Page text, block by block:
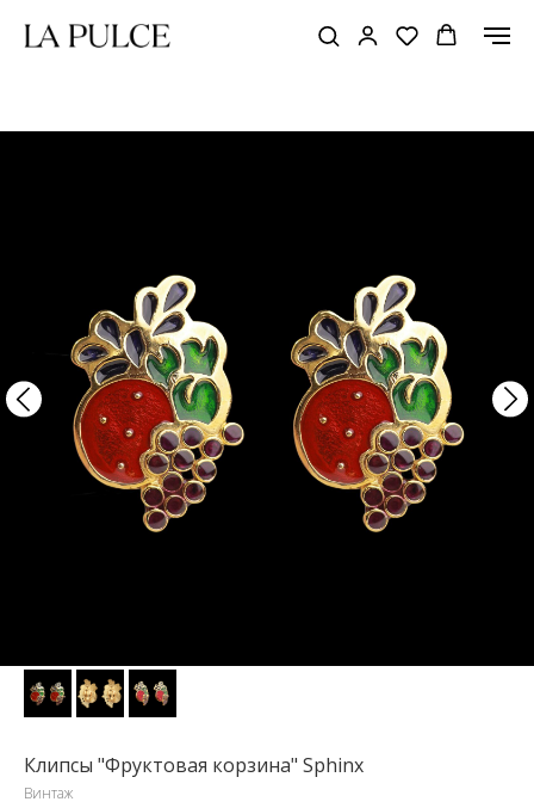
Клипсы "Фруктовая корзина" Sphinx
Винтаж